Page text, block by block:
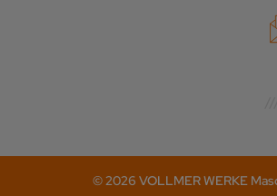
© 2026 VOLLMER WERKE